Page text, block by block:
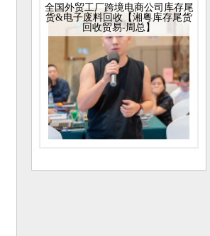
全国外贸工厂跨境电商公司库存尾
货&电子废料回收【湘粤库存尾货
回收贸易-周总】